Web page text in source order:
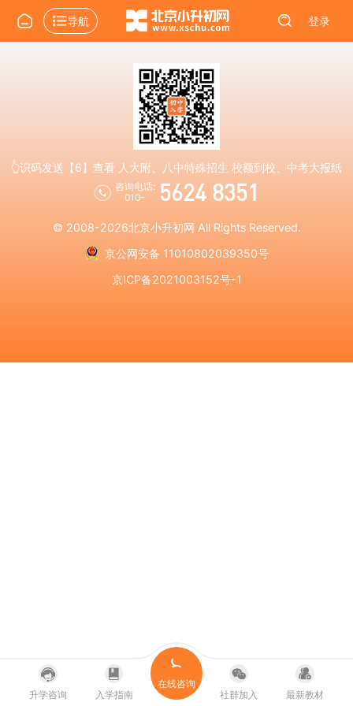
导航 登录
👆识码发送【6】查看 人大附、八中特殊招生 校额到校、中考大报纸
咨询电话:
010-
5624 8351
© 2008-2026北京小升初网 All Rights Reserved.
京公网安备 11010802039350号
京ICP备2021003152号-1
升学咨询 入学指南
在线咨询
社群加入
最新教材